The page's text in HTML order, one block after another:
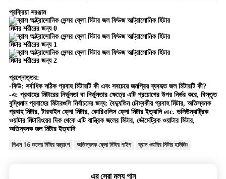
প্রক্রিয়া সরঞ্জাম
প্রশ্নোত্তর:
-কিউ: সর্বাধিক সঠিক প্রবাহ মিটারটি কী এবং সবচেয়ে জনপ্রিয় ব্যবহৃত জল মিটারটি কী?
-এ: প্রবাহের মিটারের নির্ভুলতা বা নির্ভুলতার ক্ষেত্রে এটি প্রয়োগের উপর নির্ভর করে, বিস্তৃত
বুদ্ধিমান প্রবাহের মিটারগুলি নির্বাচনের জন্য: বৈদ্যুতিন চৌম্বকীয় প্রবাহ মিটার, অতিস্বনক
প্রবাহ মিটার, টারবাইন ফ্লো মিটার, কোরিওলিস ফ্লো মিটার ইত্যাদি etc. ভলিউম্যাট্রিক
ওয়াটার মিটারিংয়ের দিক থেকে এটি যান্ত্রিক জলের মিটার, ভৌমেট্রিক ওয়াটার মিটার,
অতিস্বনক জল মিটার ইত্যাদি
পিএন 16 জলের মিটার যন্ত্রাংশ অতিস্বনক ফ্লো মিটার পাইপ ব্রাস ওয়াটার মিটার হাউজিং
এর সেরা মূল্য পান